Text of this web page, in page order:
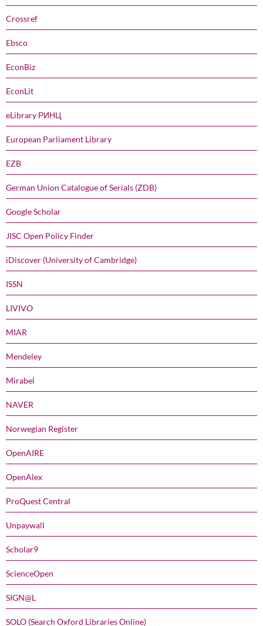
Crossref
Ebsco
EconBiz
EconLit
eLibrary РИНЦ
European Parliament Library
EZB
German Union Catalogue of Serials (ZDB)
Google Scholar
JISC Open Policy Finder
iDiscover (University of Cambridge)
ISSN
LIVIVO
MIAR
Mendeley
Mirabel
NAVER
Norwegian Register
OpenAIRE
OpenAlex
ProQuest Central
Unpaywall
Scholar9
ScienceOpen
SIGN@L
SOLO (Search Oxford Libraries Online)